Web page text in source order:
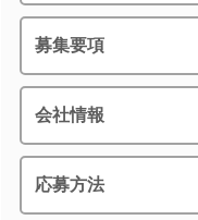
募集要項
会社情報
応募方法